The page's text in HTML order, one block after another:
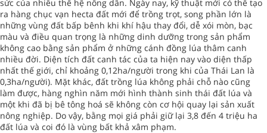
sức của nhiều thế hệ nông dân. Ngày nay, kỹ thuật mới có thể tạo
ra hàng chục vạn hecta đất mới để trồng trọt, song phần lớn là
những vùng đất bấp bênh khi khí hậu thay đổi, dễ xói mòn, bạc
màu và điều quan trọng là những dinh dưỡng trong sản phẩm
không cao bằng sản phẩm ở những cánh đồng lúa thâm canh
nhiều đời. Diện tích đất canh tác của ta hiện nay vào diện thấp
nhất thế giới, chỉ khoảng 0,12ha/người trong khi của Thái Lan là
0,3ha/người). Mặt khác, đất trồng lúa không phải chỗ nào cũng
làm được, hàng nghìn năm mới hình thành sinh thái đất lúa và
một khi đã bị bê tông hoá sẽ không còn cơ hội quay lại sản xuất
nông nghiệp. Do vậy, bằng mọi giá phải giữ lại 3,8 đến 4 triệu ha
đất lúa và coi đó là vùng bất khả xâm phạm.